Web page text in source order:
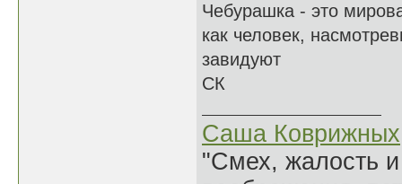
Чебурашка - это
как человек,
завидуют
СК
Саша Коврижных
"Смех, жалость